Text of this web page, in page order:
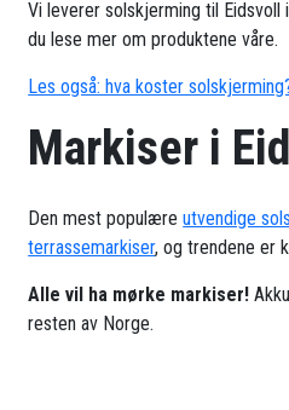
Vi leverer solskjerming til Eidsvoll
du lese mer om produktene våre.
Les også: hva koster
Markiser i
Den mest populæreutvendige
terrassemarkiser, og trendene er
Alle vil ha mørke markiser!
resten av Norge.